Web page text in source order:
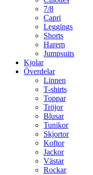
7/8
Capri
Leggings
Shorts
Harem
Jumpsuits
Kjolar
Överdelar
Linnen
T-shirts
Toppar
Tröjor
Blusar
Tunikor
Skjortor
Koftor
Jackor
Västar
Rockar